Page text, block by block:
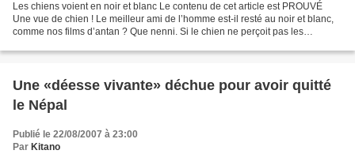
Les chiens voient en noir et blanc Le contenu de cet article est PROUVÉ
Une vue de chien ! Le meilleur ami de l’homme est-il resté au noir et blanc,
comme nos films d’antan ? Que nenni. Si le chien ne perçoit pas les
Une «déesse vivante» déchue pour avoir quitté
le Népal
Publié le 22/08/2007 à 23:00
Par Kitano